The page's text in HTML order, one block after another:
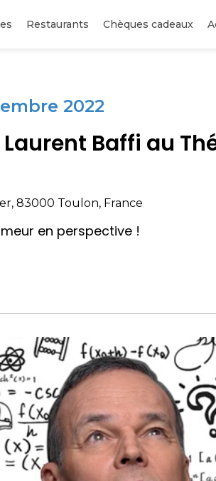
Restaurants Chèques cadeaux
2022
Baffi au
83000 Toulon, France
en perspective !